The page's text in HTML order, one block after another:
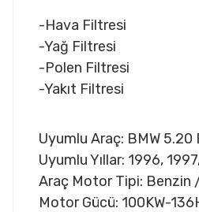
-Hava Filtresi
-Yağ Filtresi
-Polen Filtresi
-Yakıt Filtresi
Uyumlu Araç: BMW 5.20
Uyumlu Yıllar: 1996,
Araç Motor Tipi: Benzin
Motor Gücü: 100KW-